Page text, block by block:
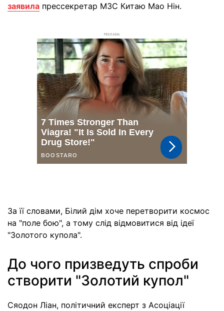
заявила прессекретар МЗС Китаю Мао Нін.
РЕКЛАМА
За її словами, Білий дім хоче перетворити космос
на "поле бою", а тому слід відмовитися від ідеї
"Золотого купола".
До чого призведуть спроби
створити "Золотий купол"
Сяодон Ліан, політичний експерт з Асоціації